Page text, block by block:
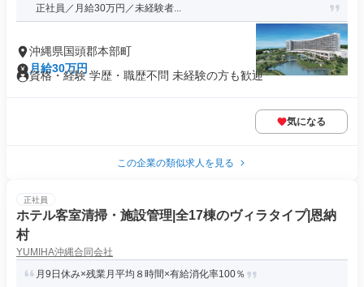
正社員／月給30万円／未経験者...
沖縄県国頭郡本部町
月給30万円
資格・経験 学歴・職歴不問 未経験の方も歓迎
気になる
この企業の類似求人を見る
正社員
ホテル客室清掃・施設管理|全17棟のヴィラタイプ|恩納
村
YUMIHA沖縄合同会社
月9日休み×残業月平均８時間×有給消化率100％